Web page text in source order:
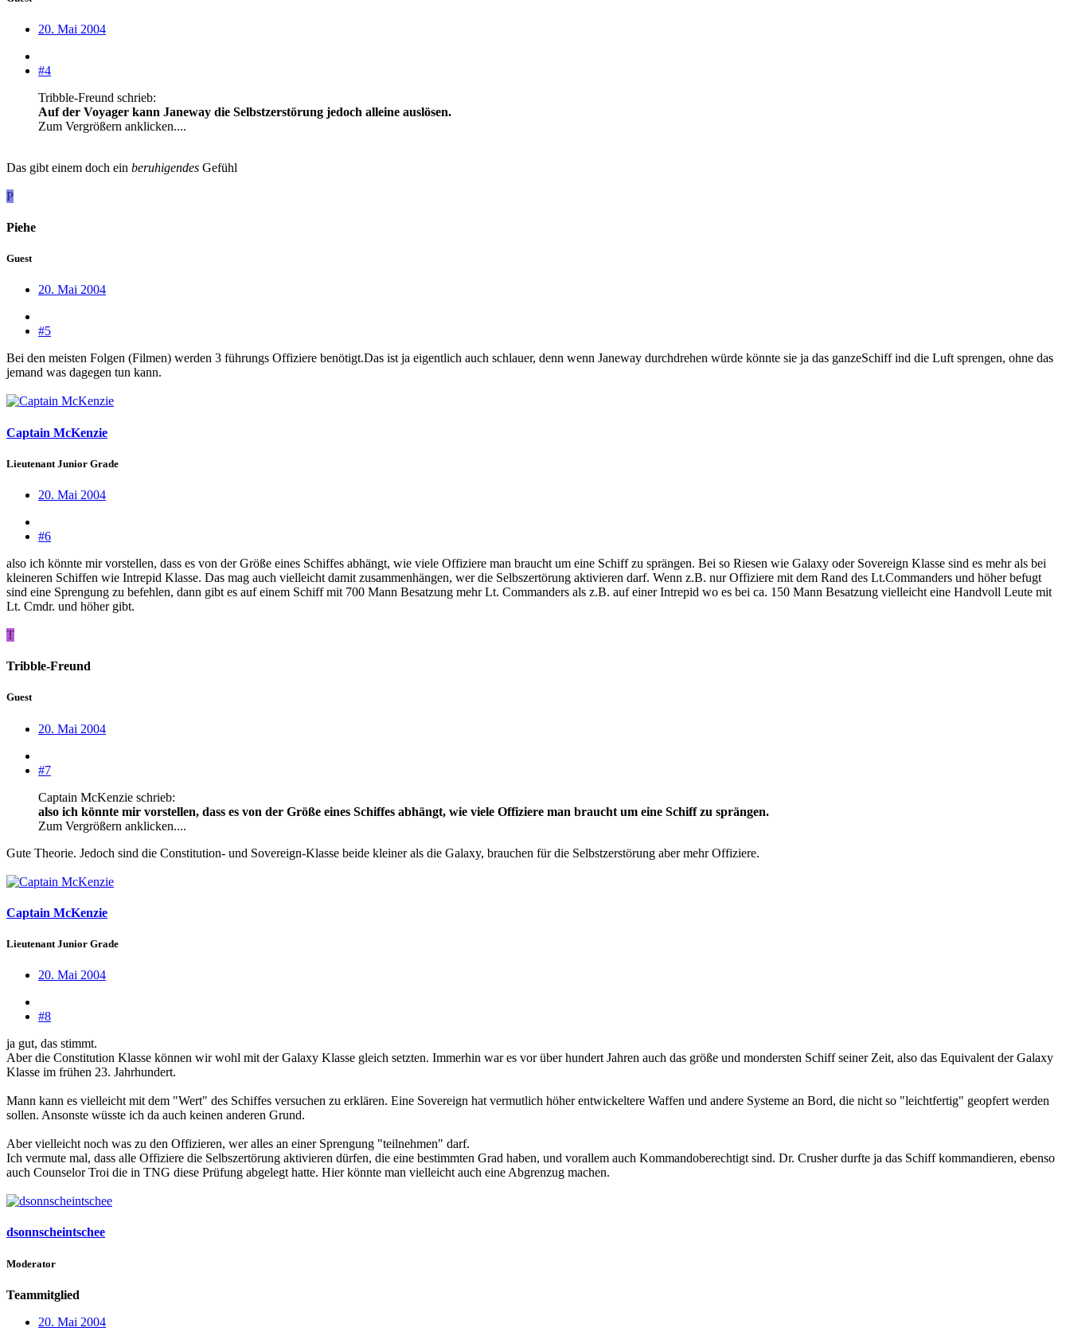
20. Mai 2004
#4
Tribble-Freund schrieb:
Auf der Voyager kann Janeway die Selbstzerstörung jedoch alleine auslösen.
Zum Vergrößern anklicken....
Das gibt einem doch ein beruhigendes Gefühl
P
Piehe
Guest
20. Mai 2004
#5
Bei den meisten Folgen (Filmen) werden 3 führungs Offiziere benötigt.Das ist ja eigentlich auch schlauer, denn wenn Janeway durchdrehen würde könnte sie ja das ganzeSchiff ind die Luft sprengen, ohne das
jemand was dagegen tun kann.
Captain McKenzie
Lieutenant Junior Grade
20. Mai 2004
#6
also ich könnte mir vorstellen, dass es von der Größe eines Schiffes abhängt, wie viele Offiziere man braucht um eine Schiff zu sprängen. Bei so Riesen wie Galaxy oder Sovereign Klasse sind es mehr als bei
kleineren Schiffen wie Intrepid Klasse. Das mag auch vielleicht damit zusammenhängen, wer die Selbszertörung aktivieren darf. Wenn z.B. nur Offiziere mit dem Rand des Lt.Commanders und höher befugt
sind eine Sprengung zu befehlen, dann gibt es auf einem Schiff mit 700 Mann Besatzung mehr Lt. Commanders als z.B. auf einer Intrepid wo es bei ca. 150 Mann Besatzung vielleicht eine Handvoll Leute mit
Lt. Cmdr. und höher gibt.
T
Tribble-Freund
Guest
20. Mai 2004
#7
Captain McKenzie schrieb:
also ich könnte mir vorstellen, dass es von der Größe eines Schiffes abhängt, wie viele Offiziere man braucht um eine Schiff zu sprängen.
Zum Vergrößern anklicken....
Gute Theorie. Jedoch sind die Constitution- und Sovereign-Klasse beide kleiner als die Galaxy, brauchen für die Selbstzerstörung aber mehr Offiziere.
Captain McKenzie
Lieutenant Junior Grade
20. Mai 2004
#8
ja gut, das stimmt.
Aber die Constitution Klasse können wir wohl mit der Galaxy Klasse gleich setzten. Immerhin war es vor über hundert Jahren auch das größe und mondersten Schiff seiner Zeit, also das Equivalent der Galaxy
Klasse im frühen 23. Jahrhundert.
Mann kann es vielleicht mit dem "Wert" des Schiffes versuchen zu erklären. Eine Sovereign hat vermutlich höher entwickeltere Waffen und andere Systeme an Bord, die nicht so "leichtfertig" geopfert werden
sollen. Ansonste wüsste ich da auch keinen anderen Grund.
Aber vielleicht noch was zu den Offizieren, wer alles an einer Sprengung "teilnehmen" darf.
Ich vermute mal, dass alle Offiziere die Selbszertörung aktivieren dürfen, die eine bestimmten Grad haben, und vorallem auch Kommandoberechtigt sind. Dr. Crusher durfte ja das Schiff kommandieren, ebenso
auch Counselor Troi die in TNG diese Prüfung abgelegt hatte. Hier könnte man vielleicht auch eine Abgrenzug machen.
dsonnscheintschee
Moderator
Teammitglied
20. Mai 2004